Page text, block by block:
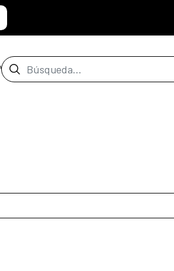
Barra de búsqueda